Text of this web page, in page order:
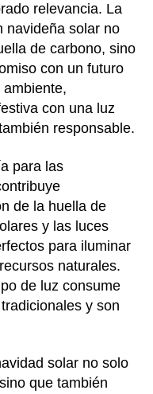
relevancia. La
navideña solar no
de carbono, sino
con un futuro
con una luz
responsable.
para las
de la huella de
y las luces
para iluminar
naturales.
de luz consume
y son
solar no solo
que también